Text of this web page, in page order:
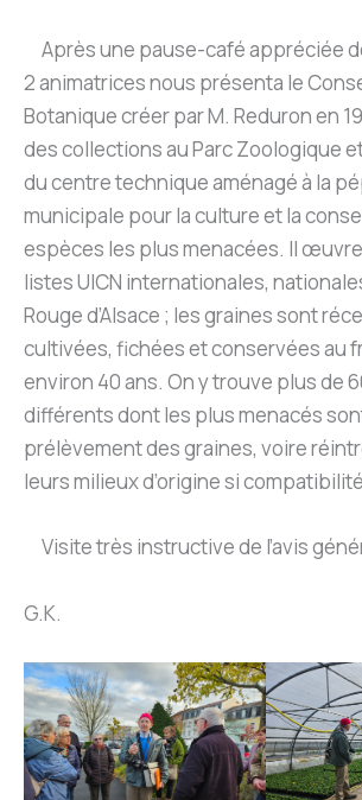
Après une pause-café appréciée
2 animatrices nous présenta le
Botanique créer par M. Reduron en
des collections au Parc Zoologique
du centre technique aménagé à la
municipale pour la culture et la
espèces les plus menacées. Il
listes UICN internationales,
Rouge d’Alsace ; les graines sont
cultivées, fichées et conservées au
environ 40 ans. On y trouve plus de
différents dont les plus menacés
prélèvement des graines, voire
leurs milieux d’origine si
Visite très instructive de l’avis
G.K.